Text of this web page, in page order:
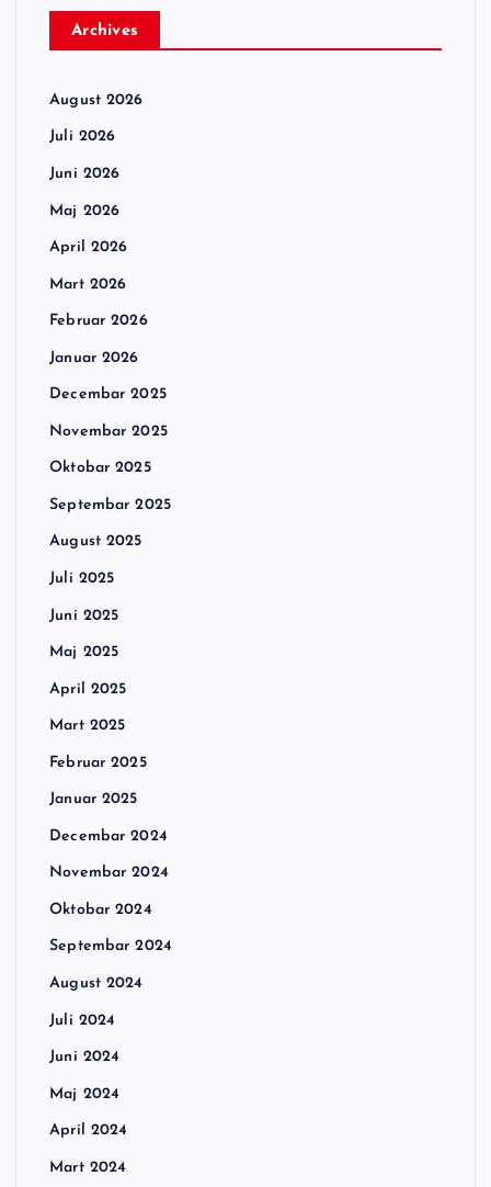
Archives
August 2026
Juli 2026
Juni 2026
Maj 2026
April 2026
Mart 2026
Februar 2026
Januar 2026
Decembar 2025
Novembar 2025
Oktobar 2025
Septembar 2025
August 2025
Juli 2025
Juni 2025
Maj 2025
April 2025
Mart 2025
Februar 2025
Januar 2025
Decembar 2024
Novembar 2024
Oktobar 2024
Septembar 2024
August 2024
Juli 2024
Juni 2024
Maj 2024
April 2024
Mart 2024